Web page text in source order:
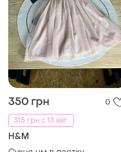
350 грн
0
315 грн с 13 авг.
H&M